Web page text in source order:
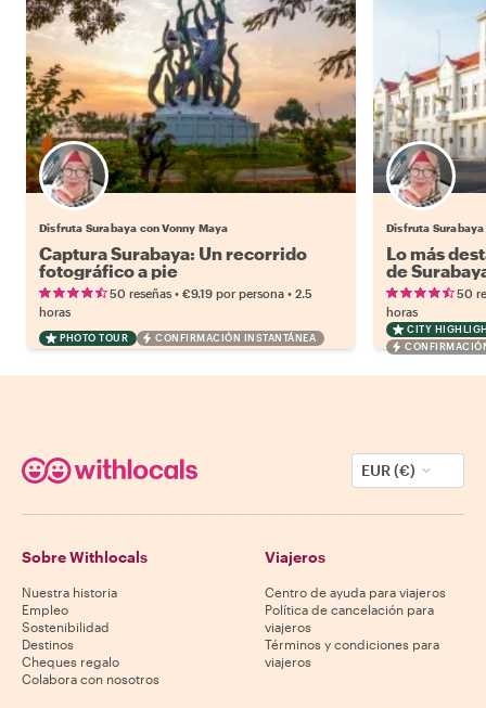
Disfruta Surabaya con Vonny Maya
Captura Surabaya: Un recorrido
fotográfico a pie
50 reseñas • €9.19 por persona • 2.5
horas
PHOTO TOUR CONFIRMACIÓN INSTANTÁNEA
Disfruta
Lo más
de
50
horas
CITY
EUR (€)
Sobre Withlocals
Nuestra historia
Empleo
Sostenibilidad
Destinos
Cheques regalo
Colabora con nosotros
Viajeros
Centro de ayuda para viajeros
Política de cancelación para
viajeros
Términos y condiciones para
viajeros